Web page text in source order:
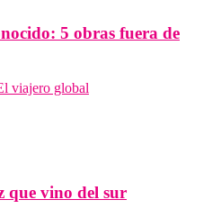
5 obras fuera de
que vino del sur